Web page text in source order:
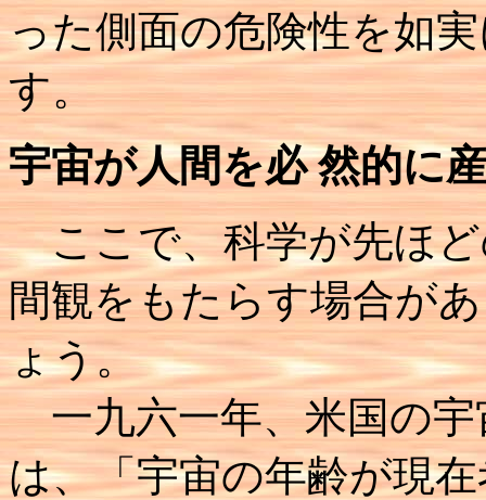
った側面の危険性を如
す。
宇宙が人間を必 然的に
ここで、科学が先ほど
間観をもたらす場合が
ょう。
一九六一年、米国の宇
は、「宇宙の年齢が現